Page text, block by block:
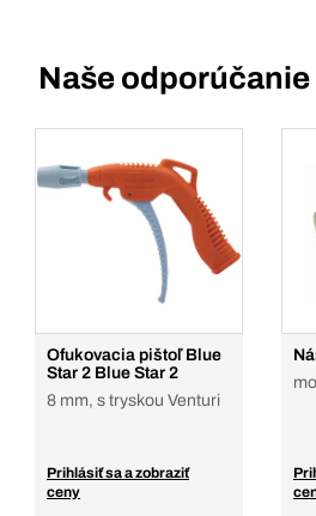
Naše odporúčanie
Ofukovacia pištoľ Blue
Star 2 Blue Star 2
8 mm, s tryskou Venturi
Prihlásiť sa a zobraziť
ceny